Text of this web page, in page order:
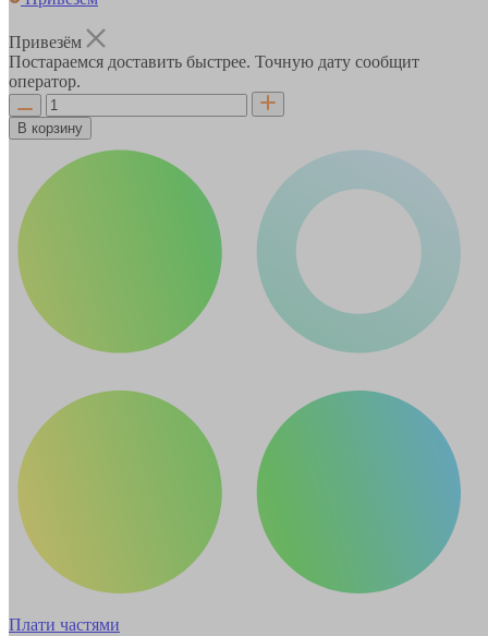
Привезём
Постараемся доставить быстрее. Точную дату сообщит
оператор.
В корзину
Плати частями